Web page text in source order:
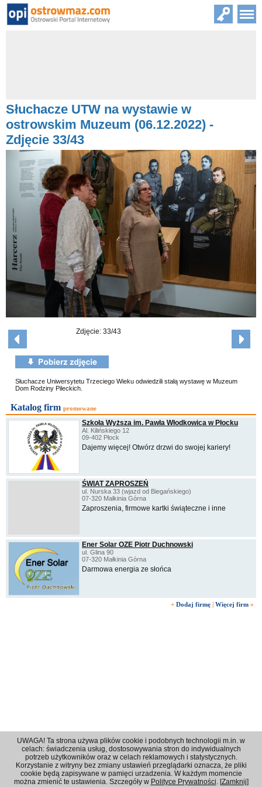
Słuchacze UTW na wystawie w
ostrowskim Muzeum (06.12.2022) -
Zdjęcie 33/43
Zdjęcie: 33/43
Słuchacze Uniwersytetu Trzeciego Wieku odwiedzili stałą wystawę w Muzeum
Dom Rodziny Pileckich.
Katalog firm promowane
Szkoła Wyższa im. Pawła Włodkowica w Płocku
Al. Kilińskiego 12
09-402 Płock
Dajemy więcej! Otwórz drzwi do swojej kariery!
ŚWIAT ZAPROSZEŃ
ul. Nurska 33 (wjazd od Biegańskiego)
07-320 Małkinia Górna
Zaproszenia, firmowe kartki świąteczne i inne
Ener Solar OZE Piotr Duchnowski
ul. Glina 90
07-320 Małkinia Górna
Darmowa energia ze słońca
+ Dodaj firmę Więcej firm »
Regulamin|Polityka prywatności|Reklama|Kontakt
© 2001 - 2026 OPI Ostrowski Portal Internetowy - Wszystkie prawa zastrzeżone
UWAGA! Ta strona używa plików cookie i podobnych technologii m.in. w
celach: świadczenia usług, dostosowywania stron do indywidualnych
potrzeb użytkowników oraz w celach reklamowych i statystycznych.
Korzystanie z witryny bez zmiany ustawień przeglądarki oznacza, że pliki
cookie będą zapisywane w pamięci urzadzenia. W każdym momencie
można zmienić te ustawienia. Szczegóły w Polityce Prywatności. [Zamknij]